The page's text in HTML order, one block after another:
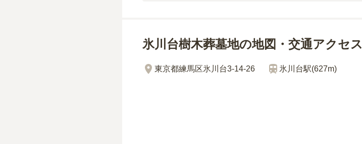
氷川台樹木葬墓地の地図・交通アクセス
東京都練馬区氷川台3-14-26 氷川台駅(627m)